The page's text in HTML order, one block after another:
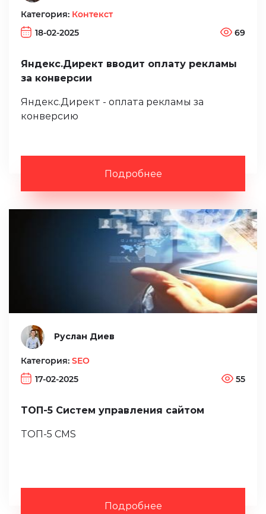
Категория: Контекст
18-02-2025
69
Яндекс.Директ вводит оплату рекламы
за конверсии
Яндекс.Директ - оплата рекламы за
конверсию
Подробнее
Руслан Диев
Категория: SEO
17-02-2025
55
ТОП-5 Систем управления сайтом
ТОП-5 CMS
Подробнее